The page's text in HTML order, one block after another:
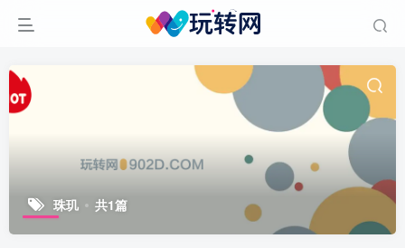
珠玑 共1篇